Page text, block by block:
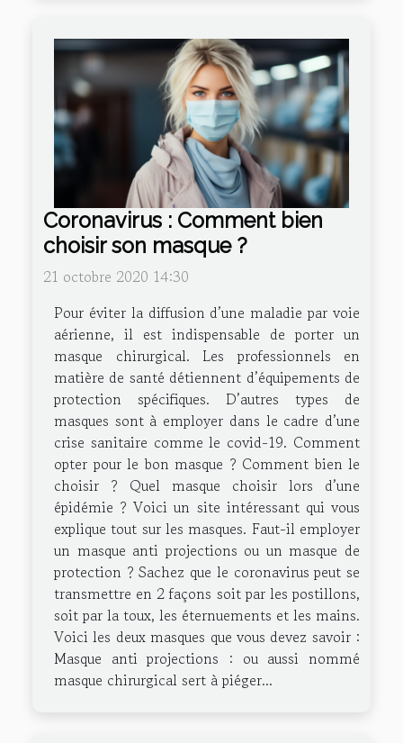
Coronavirus : Comment bien
choisir son masque ?
21 octobre 2020 14:30
Pour éviter la diffusion d’une maladie par voie
aérienne, il est indispensable de porter un
masque chirurgical. Les professionnels en
matière de santé détiennent d’équipements de
protection spécifiques. D’autres types de
masques sont à employer dans le cadre d’une
crise sanitaire comme le covid-19. Comment
opter pour le bon masque ? Comment bien le
choisir ? Quel masque choisir lors d’une
épidémie ? Voici un site intéressant qui vous
explique tout sur les masques. Faut-il employer
un masque anti projections ou un masque de
protection ? Sachez que le coronavirus peut se
transmettre en 2 façons soit par les postillons,
soit par la toux, les éternuements et les mains.
Voici les deux masques que vous devez savoir :
Masque anti projections : ou aussi nommé
masque chirurgical sert à piéger...